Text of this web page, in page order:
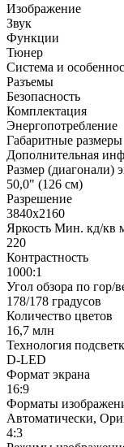
Изображение
Звук
Функции
Тюнер
Система и
Разъемы
Безопасность
Комплектация
Энергопотребление
Габаритные размеры
Дополнительная
Размер (диагонали)
50,0" (126 см)
Разрешение
3840x2160
Яркость Мин. кд/кв
220
Контрастность
1000:1
Угол обзора по гор/
178/178 градусов
Количество цветов
16,7 млн
Технология
D-LED
Формат экрана
16:9
Форматы
Автоматически,
4:3